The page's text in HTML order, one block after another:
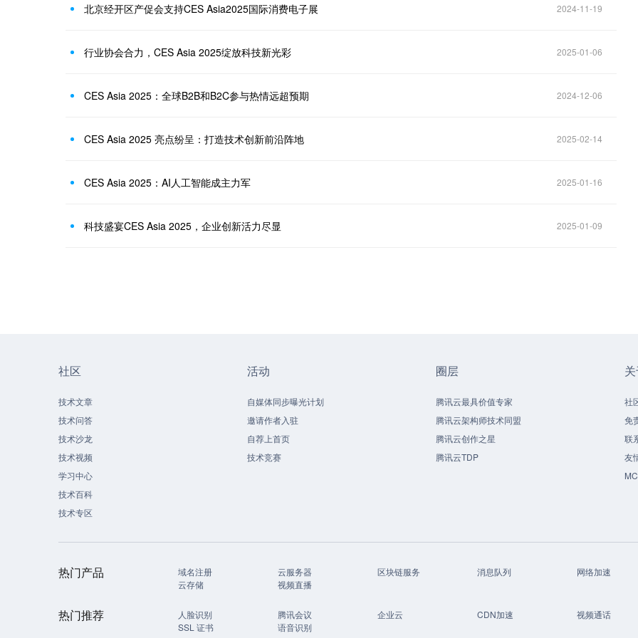
北京经开区产促会支持CES Asia2025国际消费电子展 2024-11-19
行业协会合力，CES Asia 2025绽放科技新光彩 2025-01-06
CES Asia 2025：全球B2B和B2C参与热情远超预期 2024-12-06
CES Asia 2025 亮点纷呈：打造技术创新前沿阵地 2025-02-14
CES Asia 2025：AI人工智能成主力军 2025-01-16
科技盛宴CES Asia 2025，企业创新活力尽显 2025-01-09
社区
技术文章
技术问答
技术沙龙
技术视频
学习中心
技术百科
技术专区
活动
自媒体同步曝光计划
邀请作者入驻
自荐上首页
技术竞赛
圈层
腾讯云最具价值专家
腾讯云架构师技术同盟
腾讯云创作之星
腾讯云TDP
社
免
联
友
热门产品 域名注册 云服务器 区块链服务 消息队列
网络加速
云存储
视频直播
热门推荐 人脸识别 腾讯会议 企业云 CDN加速
视频通话
SSL 证书
语音识别